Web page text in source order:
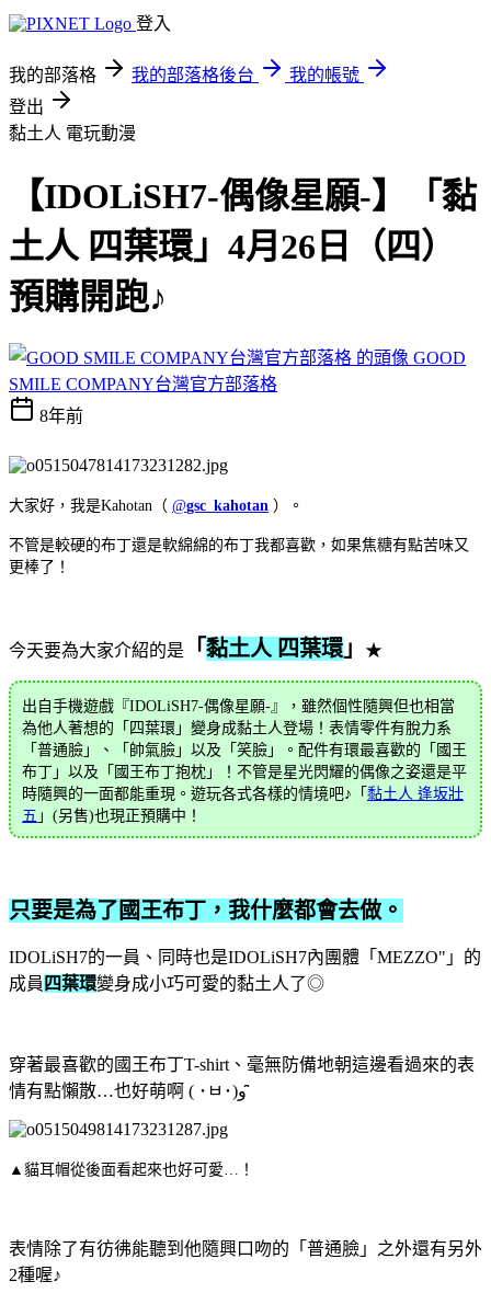
登入
我的部落格 我的部落格後台
我的帳號
登出
黏土人 電玩動漫
【IDOLiSH7-偶像星願-】「黏
土人 四葉環」4月26日（四）
預購開跑♪
GOOD
SMILE COMPANY台灣官方部落格
8年前
大家好，我是Kahotan（ @gsc_kahotan ）。
不管是較硬的布丁還是軟綿綿的布丁我都喜歡，如果焦糖有點苦味又
更棒了！
今天要為大家介紹的是 「黏土人 四葉環 」 ★
出自手機遊戲『IDOLiSH7-偶像星願-』，雖然個性隨興但也相當
為他人著想的「四葉環」變身成黏土人登場！表情零件有脫力系
「普通臉」、「帥氣臉」以及「笑臉」。配件有環最喜歡的「國王
布丁」以及「國王布丁抱枕」！不管是星光閃耀的偶像之姿還是平
時隨興的一面都能重現。遊玩各式各樣的情境吧♪「 黏土人 逢坂壯
五 」(另售)也現正預購中！
只要是為了國王布丁，我什麼都會去做。
IDOLiSH7的一員、同時也是IDOLiSH7內團體「MEZZO"」的
成員 四葉環變身成小巧可愛的黏土人了◎
穿著最喜歡的國王布丁T-shirt、毫無防備地朝這邊看過來的表
情有點懶散…也好萌啊 ( ･ㅂ･)و ̑̑
▲貓耳帽從後面看起來也好可愛…！
表情除了有彷彿能聽到他隨興口吻的「普通臉」之外還有另外
2種喔♪